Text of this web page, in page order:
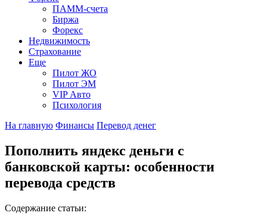
ПАММ-счета
Биржа
Форекс
Недвижимость
Страхование
Еще
Пилот ЖО
Пилот ЭМ
VIP Авто
Психология
На главную Финансы Перевод денег
Пополнить яндекс деньги с
банковской карты: особенности
перевода средств
Содержание статьи: